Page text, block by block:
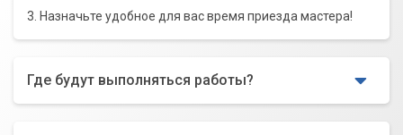
3. Назначьте удобное для вас время приезда мастера!
Где будут выполняться работы?